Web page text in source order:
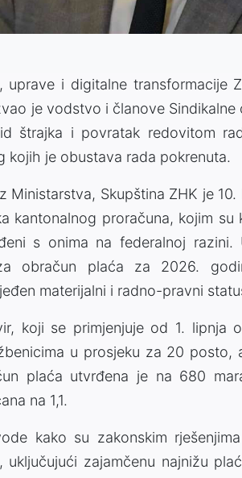
uprave i digitalne transformacije
je vodstvo i članove
štrajka i povratak redovitom
kojih je obustava rada pokrenuta.
Ministarstva, Skupština ZHK je
kantonalnog proračuna, kojim
s onima na federalnoj
obračun plaća za 2026.
materijalni i radno-pravni
koji se primjenjuje od 1. lipnja
u prosjeku za 20 posto,
plaća utvrđena je na 680
na 1,1.
kako su zakonskim
uključujući zajamčenu najnižu